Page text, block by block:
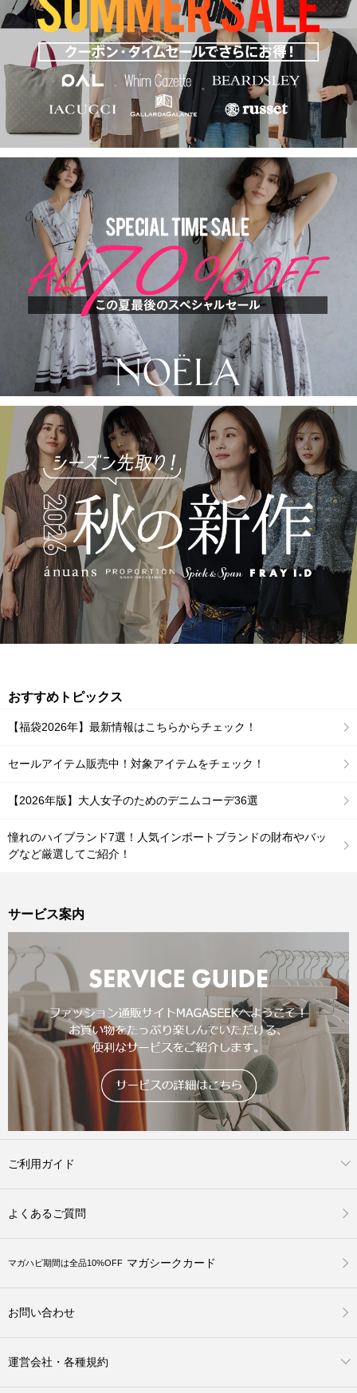
おすすめトピックス
【福袋2026年】最新情報はこちらからチェック！
セールアイテム販売中！対象アイテムをチェック！
【2026年版】大人女子のためのデニムコーデ36選
憧れのハイブランド7選！人気インポートブランドの財布やバッ
グなど厳選してご紹介！
サービス案内
ご利用ガイド
よくあるご質問
マガハピ期間は全品10%OFF マガシークカード
お問い合わせ
運営会社・各種規約